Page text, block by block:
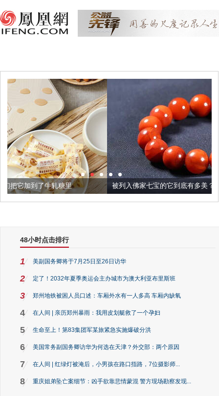
被列入佛家七宝的它到底有多美？
48小时点击排行
1 美副国务卿将于7月25日至26日访华
2 定了！2032年夏季奥运会主办城市为澳大利亚布里斯班
3 郑州地铁被困人员口述：车厢外水有一人多高 车厢内缺氧
4 在人间 | 亲历郑州暴雨：我用皮划艇救了一个孕妇
5 生命至上！第83集团军某旅紧急实施爆破分洪
6 美国常务副国务卿访华为何选在天津？外交部：两个原因
7 在人间 | 红绿灯被淹后，小男孩在路口指路，7位摄影师...
8 重庆姐弟坠亡案细节：凶手欲靠悲情蒙混 警方现场勘察发现...